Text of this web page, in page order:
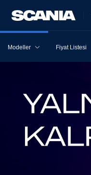
Modeller Fiyat Listesi